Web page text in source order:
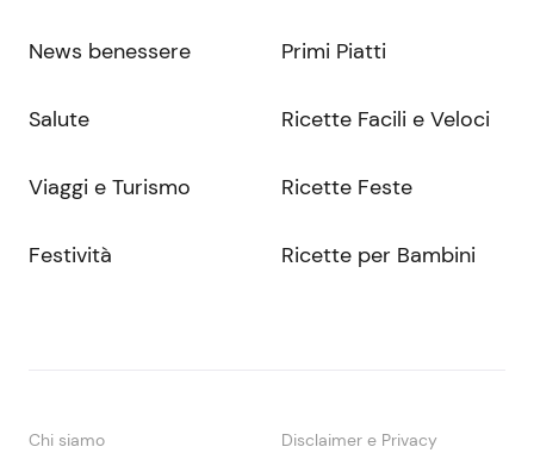
News benessere
Salute
Viaggi e Turismo
Festività
Primi Piatti
Ricette Facili e Veloci
Ricette Feste
Ricette per Bambini
Chi siamo Disclaimer e Privacy